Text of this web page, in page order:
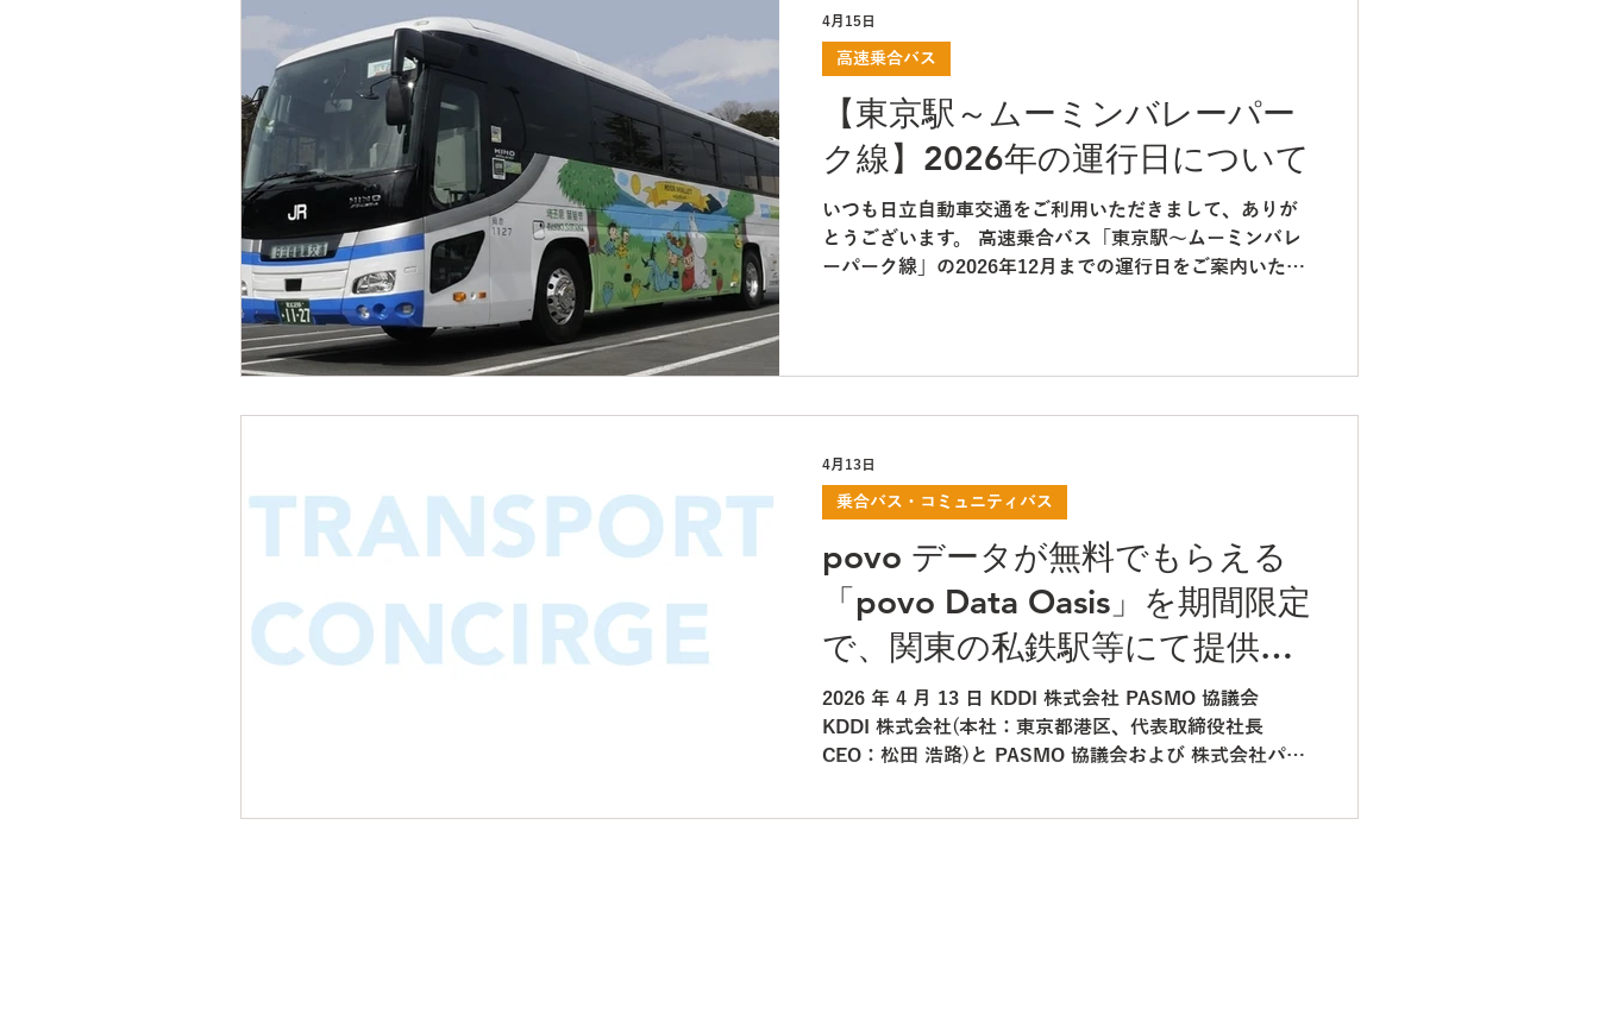
節ならではの絶景をお楽しみいただけます！ 東京駅から
の乗り換えなしで快適にご利用いただける直行高速バス
をどうぞご利用ください！ ※高速乗合バス「東京駅～ム
ーミンバレーパーク線」は、ジェイアールバス関東株式
会社とのアライアンスを行っております。ジェイアールバ
ス関東カラーの車両を使用いたしますが、日立自動車交
メージ） ※車両点検時等は他車両で運行する場合がご
ざいます 対象運行日 ２０２６年 ５月１６日(土)・１７日
(日)・２３日(土)・２４日(日)・３０日(土)・３１日(日)の
【東京駅～ムーミンバレーパー
ク線】2026年の運行日について
いつも日立自動車交通をご利用いただきまして、ありが
とうございます。 高速乗合バス「東京駅～ムーミンバレ
ーパーク線」の2026年12月までの運行日をご案内いたし
ご利用をお待ちしております。 ※高速乗合バス「東京駅
～ムーミンバレーパーク線」は、ジェイアールバス関東
ルバス関東カラーの車両を使用いたしますが、日立自動
車交通の車両・乗務員にて運行いたします。 △運行車両
（イメージ） ※車両点検時等は他車両で運行する場合
がございます 2026年の運行カレンダー ※4月29日(水･祝)
および5月1日(金)～5月6日(水･祝)の大型連休前後の期間
については、 高速道路の混雑・渋滞によるバスの大幅
な遅れが見込まれますので予めご了承ください。 予約・
発売について ご乗車日の1か月1日前より、ご予約・発売
を開始します。 【インターネット予約】 ※ご利
高速乗合バス
4月15日
povo データが無料でもらえる
「povo Data Oasis」を期間限定
で、関東の私鉄駅等にて提供～
モバイルの PASMO が利用可能
な駅で順次対象路線を拡大～
2026 年 4 月 13 日 KDDI 株式会社 PASMO 協議会
KDDI 株式会社(本社：東京都港区、代表取締役社長
CEO：松田 浩路)と PASMO 協議会および 株式会社パス
乗合バス・コミュニティバス
4月13日